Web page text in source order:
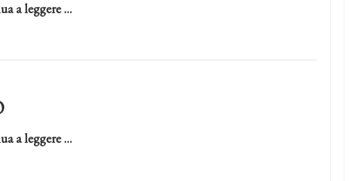
a leggere …
a leggere …